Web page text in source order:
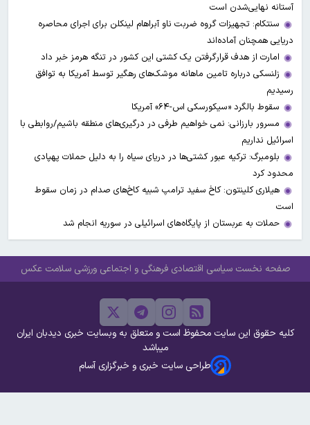
آستانه نهایی‌شدن است
سنتکام: تجهیزات گروه ضربت ناو آبراهام لینکلن برای اجرای محاصره
دریایی همچنان آماده‌اند
امارت از هدف قرارگرفتن یک کشتی این کشور در تنگه هرمز خبر داد
زلنسکی درباره تامین ماهانه موشک‌های رهگیر توسط آمریکا به توافق
رسیدیم
سقوط بالگرد «سیکورسکی اس-۶۴» آمریکا
مسرور بارزانی: نمی خواهیم طرفی در درگیری‌های منطقه باشیم/روابطی با
اسرائیل نداریم
بلومبرگ: ترکیه عبور کشتی‌ها در دریای سیاه را به دلیل حملات پهپادی
محدود کرد
هیلاری کلینتون: کاخ سفید ترامپ شبیه کاخ‌های صدام در زمان سقوط
است
حملات به عربستان از پایگاه‌های اسرائیلی در سوریه انجام شد
صفحه نخست سیاسی اقتصادی فرهنگی و اجتماعی ورزشی سلامت عکس
کلیه حقوق این سایت محفوظ است و متعلق به وبسایت خبری دیدبان ایران
میباشد
طراحی سایت خبری و خبرگزاری آسام